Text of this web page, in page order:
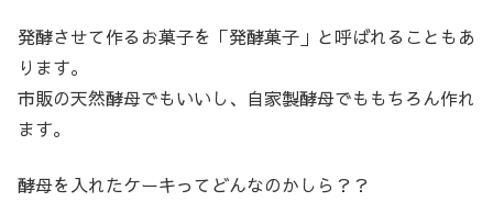
発酵させて作るお菓子を「発酵菓子」と呼ばれることもあ
ります。
市販の天然酵母でもいいし、自家製酵母でももちろん作れ
ます。
酵母を入れたケーキってどんなのかしら？？